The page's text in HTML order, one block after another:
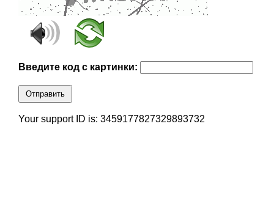
Введите код с картинки:
Отправить
Your support ID is: 3459177827329893732